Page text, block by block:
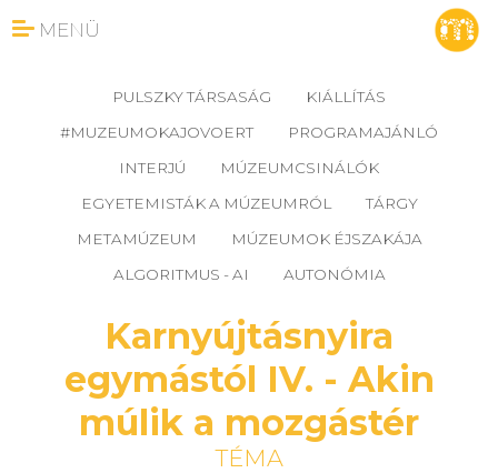
MENÜ
PULSZKY TÁRSASÁG
KIÁLLÍTÁS
#MUZEUMOKAJOVOERT
PROGRAMAJÁNLÓ
INTERJÚ
MÚZEUMCSINÁLÓK
EGYETEMISTÁK A MÚZEUMRÓL
TÁRGY
METAMÚZEUM
MÚZEUMOK ÉJSZAKÁJA
ALGORITMUS - AI
AUTONÓMIA
Karnyújtásnyira
egymástól IV. - Akin
múlik a mozgástér
TÉMA